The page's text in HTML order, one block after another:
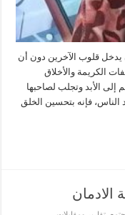
قلوب الآخرين دون أن
الكريمة والأخلاق
إلى الأبد وتجلب لصاحبها
الناس، فإنه بتحسين الخلق
الادمان